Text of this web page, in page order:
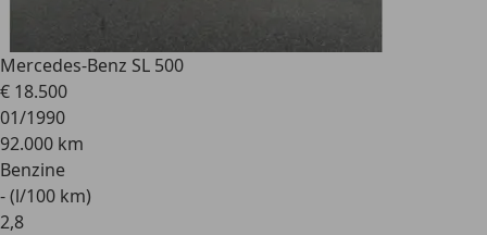
Mercedes-Benz SL 500
€ 18.500
01/1990
92.000 km
Benzine
- (l/100 km)
2,8